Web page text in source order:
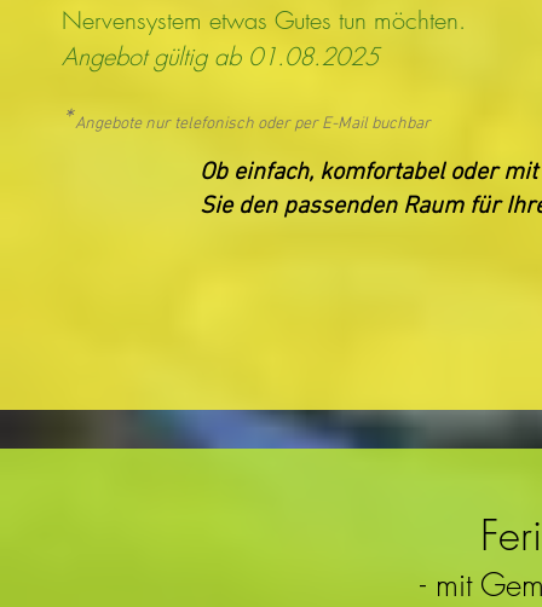
Nervensystem etwas Gutes tun möchten.
Angebot gültig ab 01.08.2025
*Angebote nur telefonisch oder per E-Mail buchbar
Ob einfach, komfortabel oder
Sie den passenden Raum für
- mit